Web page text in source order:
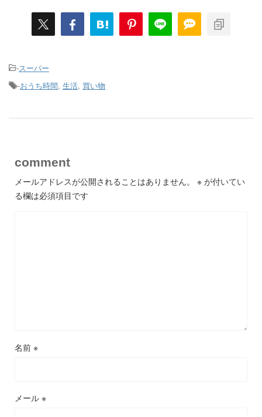
-スーパー
-おうち時間, 生活, 買い物
comment
メールアドレスが公開されることはありません。 ※ が付いてい
る欄は必須項目です
名前 ※
メール ※